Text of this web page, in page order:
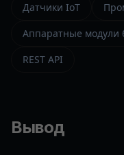
Датчики IoT
Аппаратные модули
REST API
Вывод